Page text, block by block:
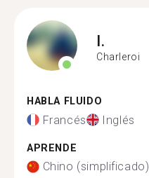
I.
Charleroi
HABLA FLUIDO
Francés Inglés
APRENDE
Chino (simplificado)